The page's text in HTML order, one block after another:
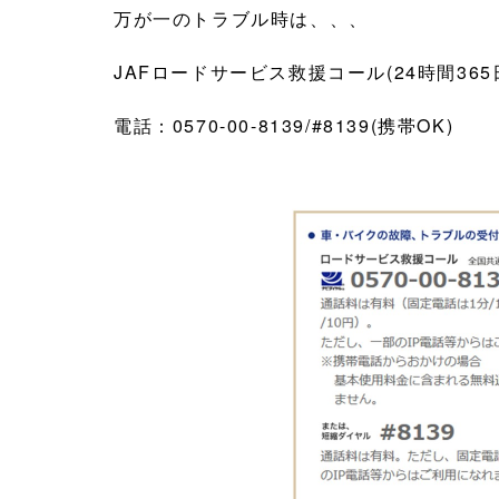
万が一のトラブル時は、、、
JAFロードサービス救援コール(24時間365
電話：0570-00-8139/#8139(携帯OK)